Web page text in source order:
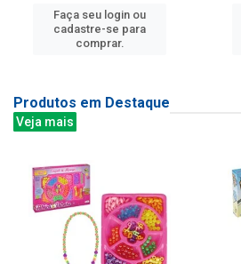
Faça seu login ou
cadastre-se para
comprar.
Produtos em Destaque
Veja mais